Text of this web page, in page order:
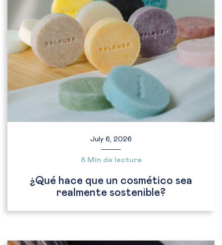
July 6, 2026
8 Min de lectura
¿Qué hace que un cosmético sea
realmente sostenible?